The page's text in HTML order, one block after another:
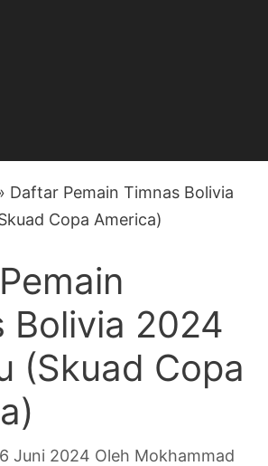
Daftar Pemain Timnas Bolivia
Copa America)
Bolivia 2024
(Skuad Copa
Juni 2024 Oleh Mokhammad